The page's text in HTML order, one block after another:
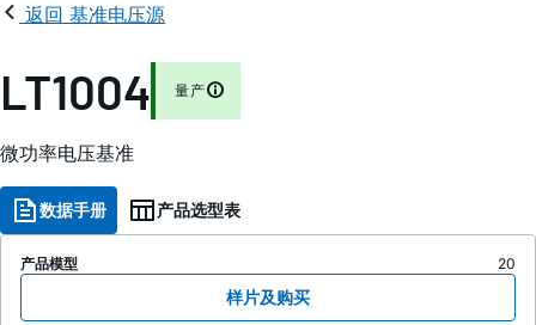
返回 基准电压源
LT1004 量产
微功率电压基准
数据手册 产品选型表
产品模型 20
样片及购买